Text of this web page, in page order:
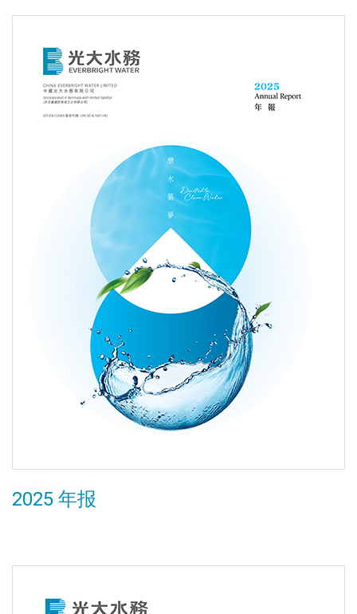
2025 年报